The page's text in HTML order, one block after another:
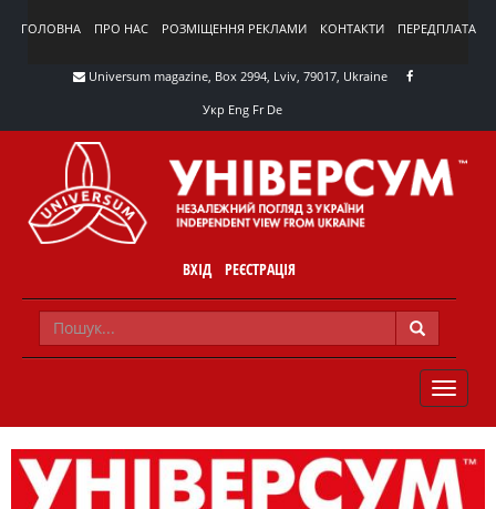
ГОЛОВНА ПРО НАС РОЗМІЩЕННЯ РЕКЛАМИ КОНТАКТИ ПЕРЕДПЛАТА
Universum magazine, Box 2994, Lviv, 79017, Ukraine
Укр Eng FrDe
ВХІД РЕЄСТРАЦІЯ
TOGGLE